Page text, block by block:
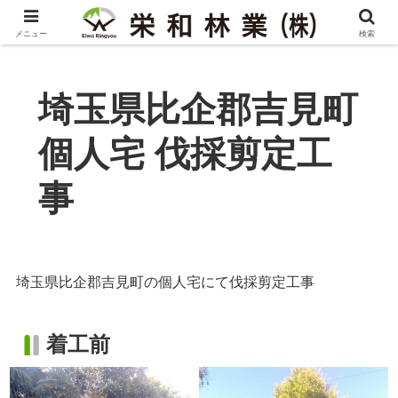
埼玉県比企郡吉見町
個人宅 伐採剪定工
事
埼玉県比企郡吉見町の個人宅にて伐採剪定工事
着工前
メニュー 検索